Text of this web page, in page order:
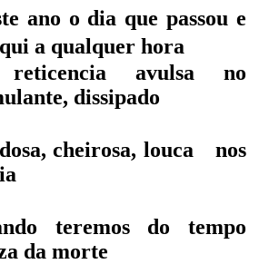
ano o dia que passou e
a qualquer hora
reticencia avulsa no
dissipado
cheirosa, louca
nos
teremos do tempo
da morte